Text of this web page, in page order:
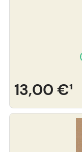
13,00 €¹